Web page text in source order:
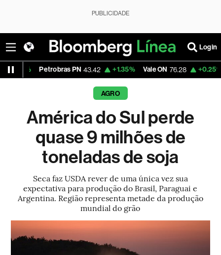
PUBLICIDADE
Login
Petrobras PN 43.42 +1.35% Vale ON 76.28 +0.25% Itaú
AGRO
América do Sul perde
quase 9 milhões de
toneladas de soja
Seca faz USDA rever de uma única vez sua
expectativa para produção do Brasil, Paraguai e
Argentina. Região representa metade da produção
mundial do grão